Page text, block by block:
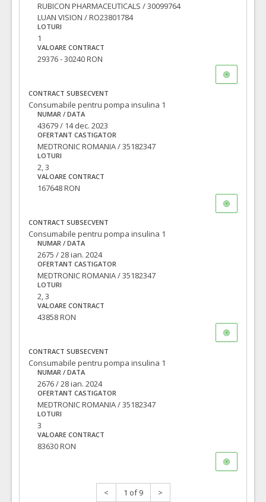
RUBICON PHARMACEUTICALS / 30099764
LUAN VISION / RO23801784
LOTURI
1
VALOARE CONTRACT
29376 - 30240 RON
CONTRACT SUBSECVENT
Consumabile pentru pompa insulina 1
NUMAR / DATA
43679 / 14 dec. 2023
OFERTANT CASTIGATOR
MEDTRONIC ROMANIA / 35182347
LOTURI
2, 3
VALOARE CONTRACT
167648 RON
CONTRACT SUBSECVENT
Consumabile pentru pompa insulina 1
NUMAR / DATA
2675 / 28 ian. 2024
OFERTANT CASTIGATOR
MEDTRONIC ROMANIA / 35182347
LOTURI
2, 3
VALOARE CONTRACT
43858 RON
CONTRACT SUBSECVENT
Consumabile pentru pompa insulina 1
NUMAR / DATA
2676 / 28 ian. 2024
OFERTANT CASTIGATOR
MEDTRONIC ROMANIA / 35182347
LOTURI
3
VALOARE CONTRACT
83630 RON
< 1 of 9 >